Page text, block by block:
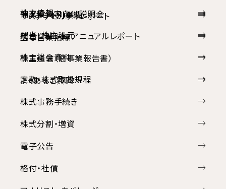
サステナビリティレポート
セグメント別業績
主な営業指標
個人投資家向け説明会
統合レポート・アニュアルレポート
株主通信（旧事業報告書）
よくあるご質問
株主情報
配当・株主還元
株主総会資料
定款・株式取扱規程
株式事務手続き
株式分割・増資
電子公告
格付・社債